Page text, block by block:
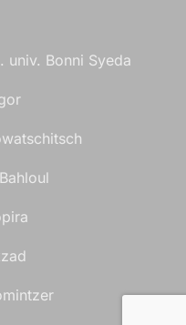
univ. Bonni Syeda